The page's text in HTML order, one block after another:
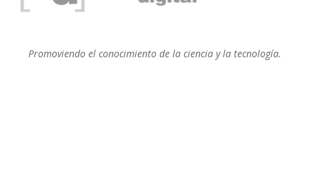
Promoviendo el conocimiento de la ciencia y la tecnología.